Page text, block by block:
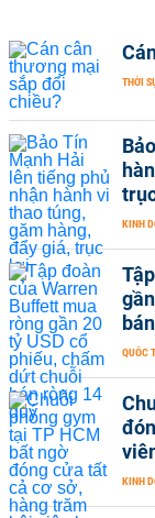
THỜI
KINH
QUỐC
KINH